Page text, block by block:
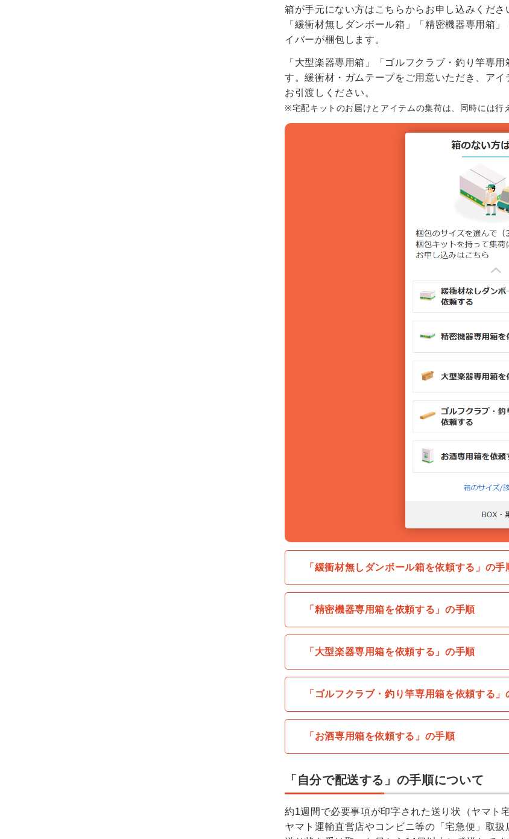
箱が手元にない方はこちらからお申し込みくださ
「緩衝材無しダンボール箱」「精密機器専用箱
イバーが梱包します。
「大型楽器専用箱」「ゴルフクラブ・釣り竿専
す。緩衝材・ガムテープをご用意いただき、ア
お引渡しください。
※宅配キットのお届けとアイテムの集荷は、同時には行
「緩衝材無しダンボール箱を依頼する」の手
「精密機器専用箱を依頼する」の手順
「大型楽器専用箱を依頼する」の手順
「ゴルフクラブ・釣り竿専用箱を依頼する」
「お酒専用箱を依頼する」の手順
「自分で配送する」の手順について
約1週間で必要事項が印字された送り状（ヤマト
ヤマト運輸直営店やコンビニ等の「宅急便」取扱